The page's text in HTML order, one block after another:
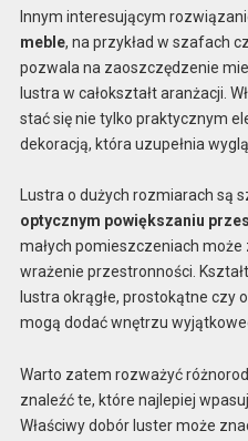
Innym interesującym
meble, na przykład w szafach
pozwala na zaoszczędzenie
lustra w całokształt aranżacji.
stać się nie tylko praktycznym
dekoracją, która uzupełnia
Lustra o dużych rozmiarach są
optycznym powiększaniu
małych pomieszczeniach
wrażenie przestronności.
lustra okrągłe, prostokątne czy
mogą dodać wnętrzu
Warto zatem rozważyć
znaleźć te, które najlepiej
Właściwy dobór luster może